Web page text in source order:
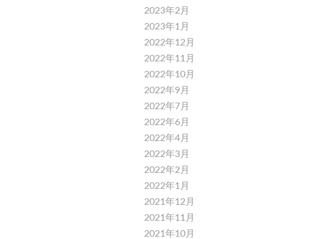
2023年2月
2023年1月
2022年12月
2022年11月
2022年10月
2022年9月
2022年7月
2022年6月
2022年4月
2022年3月
2022年2月
2022年1月
2021年12月
2021年11月
2021年10月